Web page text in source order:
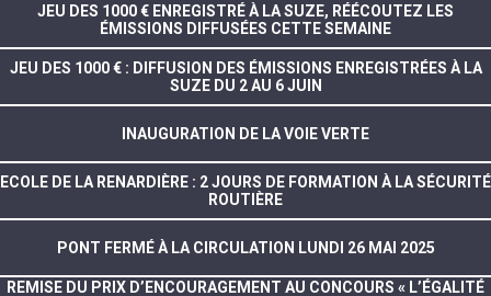
JEU DES 1000 € ENREGISTRÉ À LA SUZE, RÉÉCOUTEZ LES
ÉMISSIONS DIFFUSÉES CETTE SEMAINE
JEU DES 1000 € : DIFFUSION DES ÉMISSIONS ENREGISTRÉES À LA
SUZE DU 2 AU 6 JUIN
INAUGURATION DE LA VOIE VERTE
ECOLE DE LA RENARDIÈRE : 2 JOURS DE FORMATION À LA SÉCURITÉ
ROUTIÈRE
PONT FERMÉ À LA CIRCULATION LUNDI 26 MAI 2025
REMISE DU PRIX D’ENCOURAGEMENT AU CONCOURS « L’ÉGALITÉ